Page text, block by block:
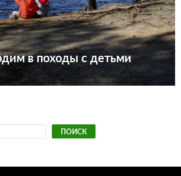
в походы с детьми
ПОИСК